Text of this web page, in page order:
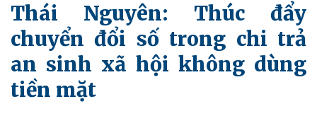
Thái Nguyên: Thúc đẩy
chuyển đổi số trong chi trả
an sinh xã hội không dùng
tiền mặt